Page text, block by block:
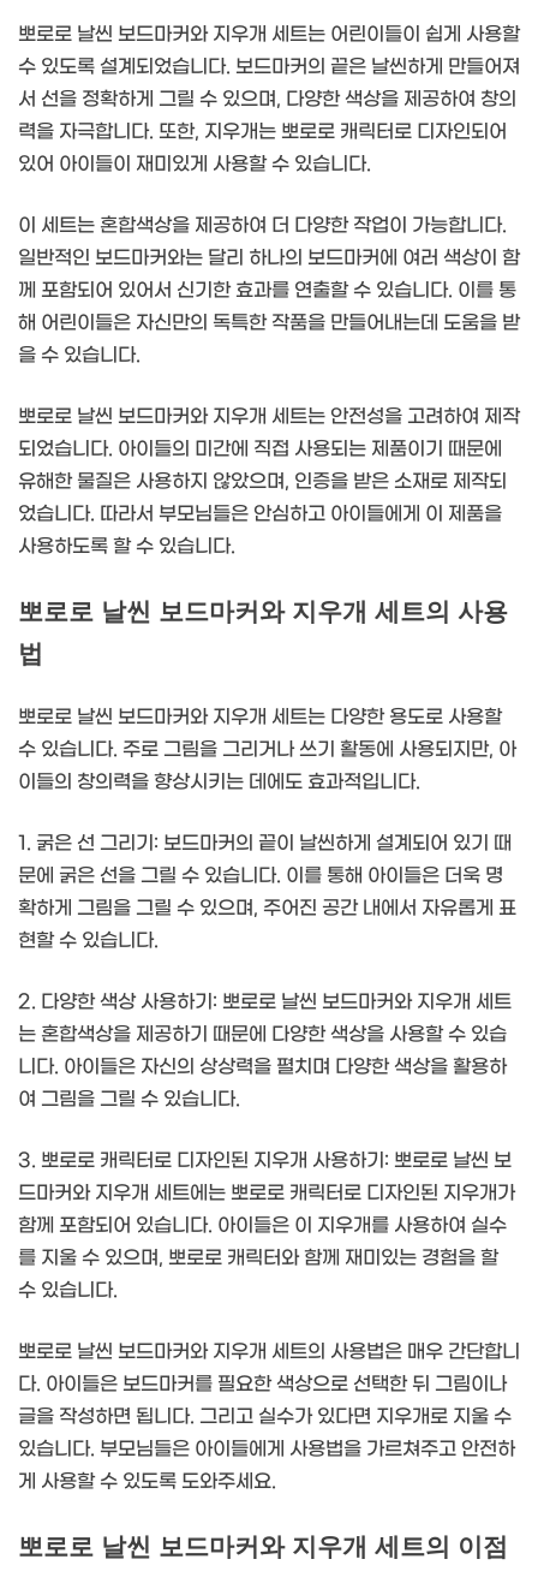
뽀로로 날씬 보드마커와 지우개 세트는 어린이들이 쉽게 사용할
수 있도록 설계되었습니다. 보드마커의 끝은 날씬하게 만들어져
서 선을 정확하게 그릴 수 있으며, 다양한 색상을 제공하여 창의
력을 자극합니다. 또한, 지우개는 뽀로로 캐릭터로 디자인되어
있어 아이들이 재미있게 사용할 수 있습니다.
이 세트는 혼합색상을 제공하여 더 다양한 작업이 가능합니다.
일반적인 보드마커와는 달리 하나의 보드마커에 여러 색상이 함
께 포함되어 있어서 신기한 효과를 연출할 수 있습니다. 이를 통
해 어린이들은 자신만의 독특한 작품을 만들어내는데 도움을 받
을 수 있습니다.
뽀로로 날씬 보드마커와 지우개 세트는 안전성을 고려하여 제작
되었습니다. 아이들의 미간에 직접 사용되는 제품이기 때문에
유해한 물질은 사용하지 않았으며, 인증을 받은 소재로 제작되
었습니다. 따라서 부모님들은 안심하고 아이들에게 이 제품을
사용하도록 할 수 있습니다.
뽀로로 날씬 보드마커와 지우개 세트의 사용
법
뽀로로 날씬 보드마커와 지우개 세트는 다양한 용도로 사용할
수 있습니다. 주로 그림을 그리거나 쓰기 활동에 사용되지만, 아
이들의 창의력을 향상시키는 데에도 효과적입니다.
1. 굵은 선 그리기: 보드마커의 끝이 날씬하게 설계되어 있기 때
문에 굵은 선을 그릴 수 있습니다. 이를 통해 아이들은 더욱 명
확하게 그림을 그릴 수 있으며, 주어진 공간 내에서 자유롭게 표
현할 수 있습니다.
2. 다양한 색상 사용하기: 뽀로로 날씬 보드마커와 지우개 세트
는 혼합색상을 제공하기 때문에 다양한 색상을 사용할 수 있습
니다. 아이들은 자신의 상상력을 펼치며 다양한 색상을 활용하
여 그림을 그릴 수 있습니다.
3. 뽀로로 캐릭터로 디자인된 지우개 사용하기: 뽀로로 날씬 보
드마커와 지우개 세트에는 뽀로로 캐릭터로 디자인된 지우개가
함께 포함되어 있습니다. 아이들은 이 지우개를 사용하여 실수
를 지울 수 있으며, 뽀로로 캐릭터와 함께 재미있는 경험을 할
수 있습니다.
뽀로로 날씬 보드마커와 지우개 세트의 사용법은 매우 간단합니
다. 아이들은 보드마커를 필요한 색상으로 선택한 뒤 그림이나
글을 작성하면 됩니다. 그리고 실수가 있다면 지우개로 지울 수
있습니다. 부모님들은 아이들에게 사용법을 가르쳐주고 안전하
게 사용할 수 있도록 도와주세요.
뽀로로 날씬 보드마커와 지우개 세트의 이점